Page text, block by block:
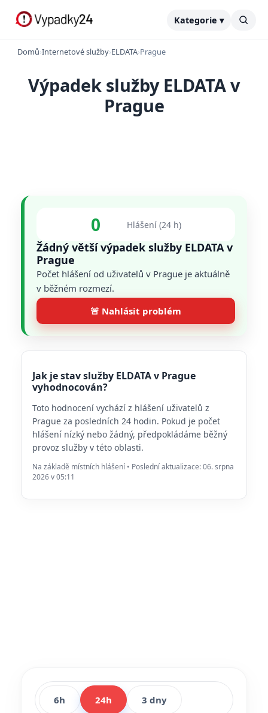
Kategorie ▾
Domů›Internetové služby›ELDATA›Prague
Výpadek služby ELDATA v
Prague
0 Hlášení (24 h)
Žádný větší výpadek služby ELDATA v
Prague
Počet hlášení od uživatelů v Prague je aktuálně
v běžném rozmezí.
🚨 Nahlásit problém
Jak je stav služby ELDATA v Prague
vyhodnocován?
Toto hodnocení vychází z hlášení uživatelů z
Prague za posledních 24 hodin. Pokud je počet
hlášení nízký nebo žádný, předpokládáme běžný
provoz služby v této oblasti.
Na základě místních hlášení • Poslední aktualizace: 06. srpna
2026 v 05:11
6h 24h 3 dny